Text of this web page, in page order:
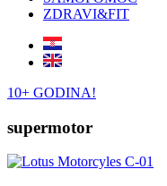
ZDRAVI&FIT
10+ GODINA!
supermotor